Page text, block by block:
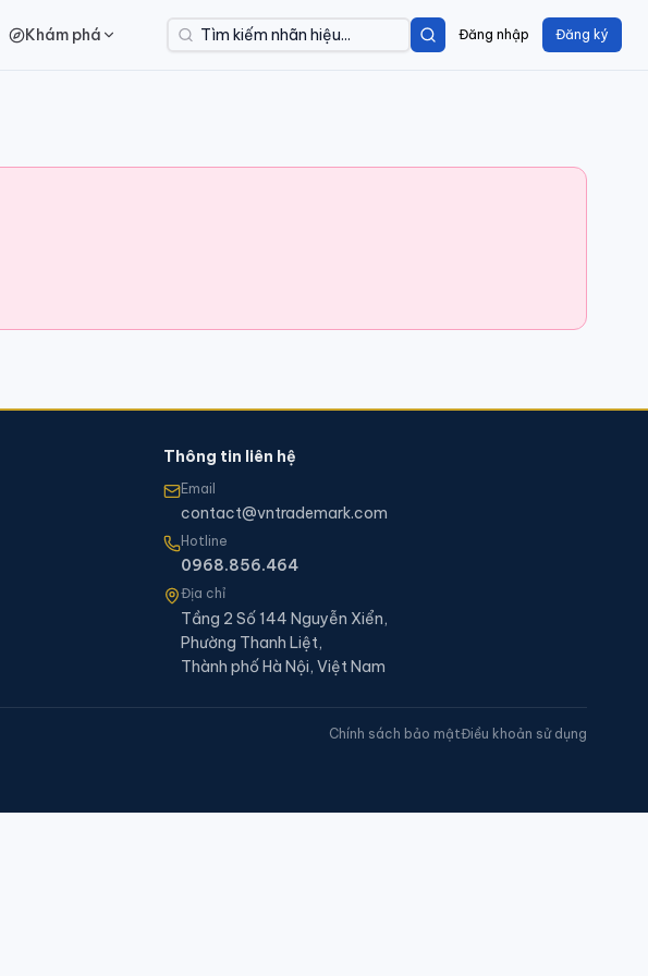
Khám phá Đăng nhập Đăng ký
Thông tin liên hệ
Email
contact@vntrademark.com
Hotline
0968.856.464
Địa chỉ
Tầng 2 Số 144 Nguyễn Xiển,
Phường Thanh Liệt,
Thành phố Hà Nội, Việt Nam
Chính sách bảo mậtĐiều khoản sử dụng